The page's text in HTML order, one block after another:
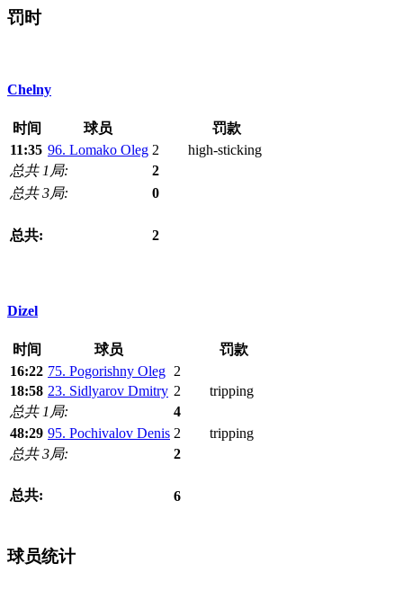
罚时
Chelny
时间 球员
罚款
11:35 96. Lomako Oleg 2
high-sticking
总共 1局:
2
总共 3局:
0
总共: 2
Dizel
时间 球员
罚款
16:22 75. Pogorishny Oleg 2
18:58 23. Sidlyarov Dmitry 2
tripping
总共 1局:
4
48:29 95. Pochivalov Denis 2
tripping
总共 3局:
2
总共: 6
球员统计